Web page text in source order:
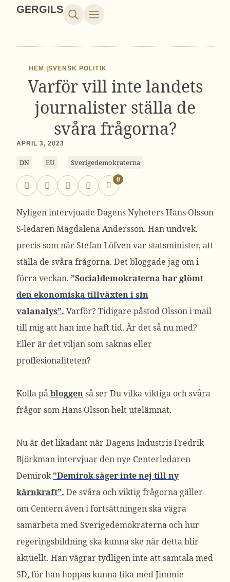
GERGILS
HEM |SVENSK POLITIK
Varför vill inte landets
journalister ställa de
svåra frågorna?
APRIL 3, 2023
DN EU Sverigedemokraterna
0
Nyligen intervjuade Dagens Nyheters Hans Olsson
S-ledaren Magdalena Andersson. Han undvek.
precis som när Stefan Löfven var statsminister, att
ställa de svåra frågorna. Det bloggade jag om i
förra veckan. ”Socialdemokraterna har glömt
den ekonomiska tillväxten i sin
valanalys”. Varför? Tidigare påstod Olsson i mail
till mig att han inte haft tid. Är det så nu med?
Eller är det viljan som saknas eller
proffesionaliteten?
Kolla påbloggenså ser Du vilka viktiga och svåra
frågor som Hans Olsson helt utelämnat.
Nu är det likadant när Dagens Industris Fredrik
Björkman intervjuar den nye Centerledaren
Demirok”Demirok säger inte nej till ny
kärnkraft”. De svåra och viktig frågorna gäller
om Centern även i fortsättningen ska vägra
samarbeta med Sverigedemokraterna och hur
regeringsbildning ska kunna ske när detta blir
aktuellt. Han vägrar tydligen inte att samtala med
SD, för han hoppas kunna fika med Jimmie